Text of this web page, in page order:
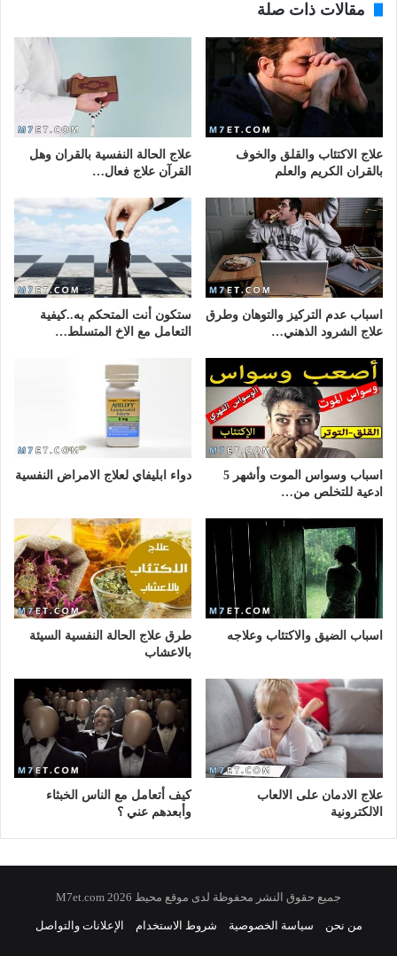
مقالات ذات صلة
علاج الاكتئاب والقلق والخوف
بالقران الكريم والعلم
علاج الحالة النفسية بالقران وهل
القرآن علاج فعال…
اسباب عدم التركيز والتوهان وطرق
علاج الشرود الذهني…
ستكون أنت المتحكم به..كيفية
التعامل مع الاخ المتسلط…
اسباب وسواس الموت وأشهر 5
ادعية للتخلص من…
دواء ابليفاي لعلاج الامراض النفسية
اسباب الضيق والاكتئاب وعلاجه
طرق علاج الحالة النفسية السيئة
بالاعشاب
علاج الادمان على الالعاب
الالكترونية
كيف أتعامل مع الناس الخبثاء
وأبعدهم عني ؟
جميع حقوق النشر محفوظة لدى موقع محيط 2026 M7et.com
من نحن سياسة الخصوصية شروط الاستخدام الإعلانات والتواصل